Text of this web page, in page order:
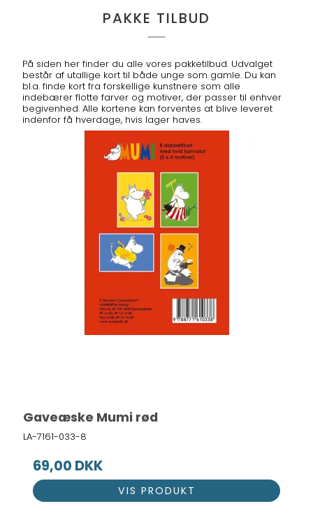
PAKKE TILBUD
På siden her finder du alle vores pakketilbud. Udvalget
består af utallige kort til både unge som gamle. Du kan
bl.a. finde kort fra forskellige kunstnere som alle
indebærer flotte farver og motiver, der passer til enhver
begivenhed. Alle kortene kan forventes at blive leveret
indenfor få hverdage, hvis lager haves.
Gaveæske Mumi rød
LA-7161-033-8
69,00 DKK
VIS PRODUKT